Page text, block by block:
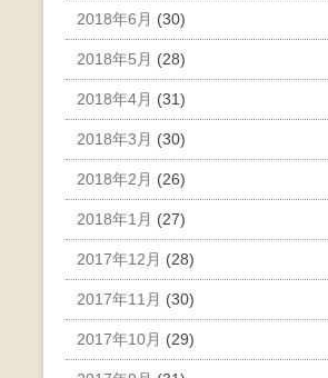
2018年6月 (30)
2018年5月 (28)
2018年4月 (31)
2018年3月 (30)
2018年2月 (26)
2018年1月 (27)
2017年12月 (28)
2017年11月 (30)
2017年10月 (29)